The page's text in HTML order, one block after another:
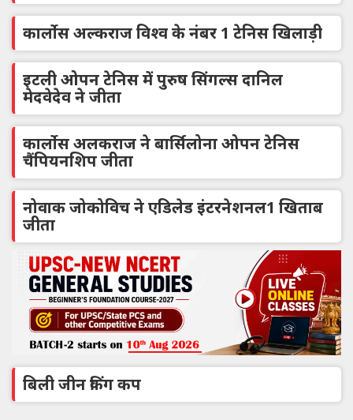
कार्लोस अल्कराज विश्व के नंबर 1 टेनिस खिलाड़ी
इटली ओपन टेनिस में पुरुष सिंगल्स दानिल
मेदवेदेव ने जीता
कार्लोस अलकराज ने बार्सिलोना ओपन टेनिस
चैंपियनशिप जीता
नोवाक जोकोविच ने एडिलेड इंटरनेशनल1 खिताब
जीता
बिली जीन किंग कप